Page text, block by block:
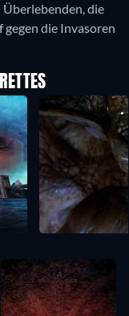
die
die Invasoren